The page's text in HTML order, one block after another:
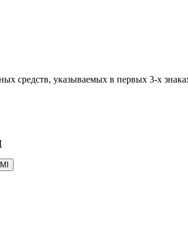
средств, указываемых в первых 3-х